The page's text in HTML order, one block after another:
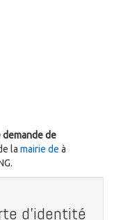
demande de
la mairie de à
d'identité